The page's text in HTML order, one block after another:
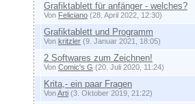
Grafiktablett für anfänger - welches?
Von Feliciano (28. April 2022, 12:30)
Grafiktablett und Programm
Von kritzler (9. Januar 2021, 18:05)
2 Softwares zum Zeichnen!
Von Comic's G (20. Juli 2020, 11:24)
Krita,- ein paar Fragen
VonArti (3. Oktober 2019, 21:22)